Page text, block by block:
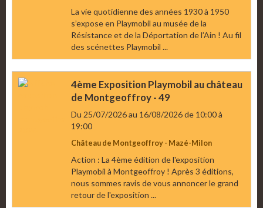
La vie quotidienne des années 1930 à 1950
s’expose en Playmobil au musée de la
Résistance et de la Déportation de l’Ain ! Au fil
des scénettes Playmobil ...
4ème Exposition Playmobil au château
de Montgeoffroy - 49
Du 25/07/2026au 16/08/2026de 10:00à
19:00
Château de Montgeoffroy - Mazé-Milon
Action : La 4ème édition de l'exposition
Playmobil à Montgeoffroy ! Après 3 éditions,
nous sommes ravis de vous annoncer le grand
retour de l'exposition ...